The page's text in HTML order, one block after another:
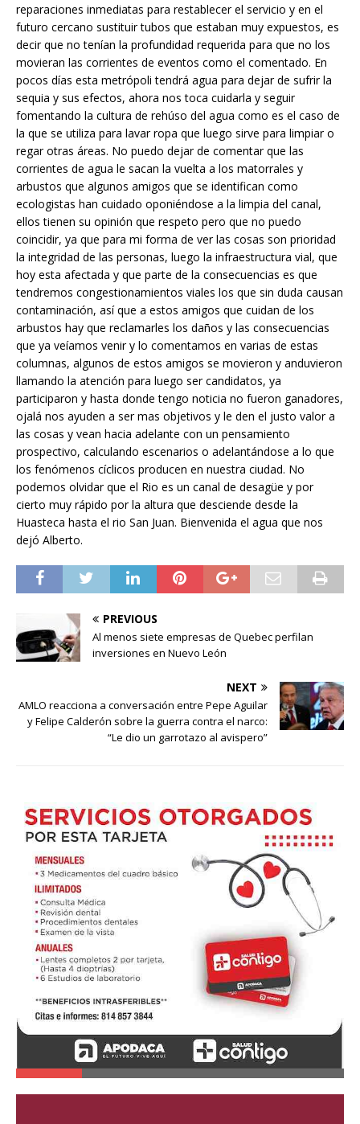
reparaciones inmediatas para restablecer el servicio y en el
futuro cercano sustituir tubos que estaban muy expuestos, es
decir que no tenían la profundidad requerida para que no los
movieran las corrientes de eventos como el comentado. En
pocos días esta metrópoli tendrá agua para dejar de sufrir la
sequia y sus efectos, ahora nos toca cuidarla y seguir
fomentando la cultura de rehúso del agua como es el caso de
la que se utiliza para lavar ropa que luego sirve para limpiar o
regar otras áreas. No puedo dejar de comentar que las
corrientes de agua le sacan la vuelta a los matorrales y
arbustos que algunos amigos que se identifican como
ecologistas han cuidado oponiéndose a la limpia del canal,
ellos tienen su opinión que respeto pero que no puedo
coincidir, ya que para mi forma de ver las cosas son prioridad
la integridad de las personas, luego la infraestructura vial, que
hoy esta afectada y que parte de la consecuencias es que
tendremos congestionamientos viales los que sin duda causan
contaminación, así que a estos amigos que cuidan de los
arbustos hay que reclamarles los daños y las consecuencias
que ya veíamos venir y lo comentamos en varias de estas
columnas, algunos de estos amigos se movieron y anduvieron
llamando la atención para luego ser candidatos, ya
participaron y hasta donde tengo noticia no fueron ganadores,
ojalá nos ayuden a ser mas objetivos y le den el justo valor a
las cosas y vean hacia adelante con un pensamiento
prospectivo, calculando escenarios o adelantándose a lo que
los fenómenos cíclicos producen en nuestra ciudad. No
podemos olvidar que el Rio es un canal de desagüe y por
cierto muy rápido por la altura que desciende desde la
Huasteca hasta el rio San Juan. Bienvenida el agua que nos
dejó Alberto.
PREVIOUS
Al menos siete empresas de Quebec perfilan
inversiones en Nuevo León
NEXT
AMLO reacciona a conversación entre Pepe Aguilar
y Felipe Calderón sobre la guerra contra el narco:
“Le dio un garrotazo al avispero”